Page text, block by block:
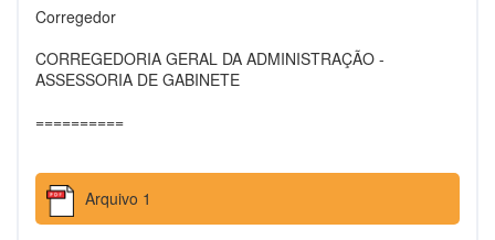
Corregedor
CORREGEDORIA GERAL DA ADMINISTRAÇÃO -
ASSESSORIA DE GABINETE
==========
Arquivo 1